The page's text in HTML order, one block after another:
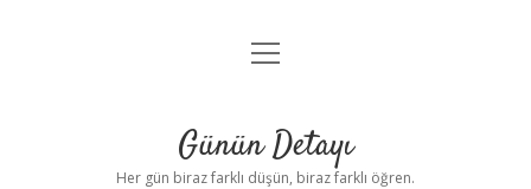
Anasayfa
Yasal Uyarı
menüyü
Günün Detayı
Her gün biraz farklı düşün, biraz farklı öğren.